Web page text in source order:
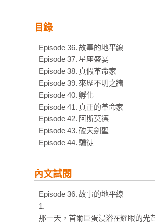
目錄
Episode 36. 故事的地平線
Episode 37. 星座盛宴
Episode 38. 真假革命家
Episode 39. 來歷不明之牆
Episode 40. 孵化
Episode 41. 真正的革命家
Episode 42. 阿斯莫德
Episode 43. 破天劍聖
Episode 44. 騙徒
內文試閱
Episode 36. 故事的地平線
1.
那一天，首爾巨蛋浸浴在耀眼的光